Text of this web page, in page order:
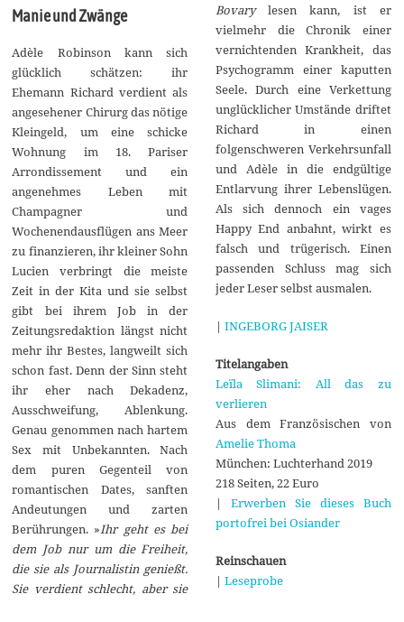
Manie und Zwänge
Adèle Robinson kann sich
glücklich schätzen: ihr
Ehemann Richard verdient als
angesehener Chirurg das nötige
Kleingeld, um eine schicke
Wohnung im 18. Pariser
Arrondissement und ein
angenehmes Leben mit
Champagner und
Wochenendausflügen ans Meer
zu finanzieren, ihr kleiner Sohn
Lucien verbringt die meiste
Zeit in der Kita und sie selbst
gibt bei ihrem Job in der
Zeitungsredaktion längst nicht
mehr ihr Bestes, langweilt sich
schon fast. Denn der Sinn steht
ihr eher nach Dekadenz,
Ausschweifung, Ablenkung.
Genau genommen nach hartem
Sex mit Unbekannten. Nach
dem puren Gegenteil von
romantischen Dates, sanften
Andeutungen und zarten
Berührungen. »Ihr geht es bei
dem Job nur um die Freiheit,
die sie als Journalistin genießt.
Sie verdient schlecht, aber sie
Bovarylesen kann, ist er
vielmehr die Chronik einer
vernichtenden Krankheit, das
Psychogramm einer kaputten
Seele. Durch eine Verkettung
unglücklicher Umstände driftet
Richard in einen
folgenschweren Verkehrsunfall
und Adèle in die endgültige
Entlarvung ihrer Lebenslügen.
Als sich dennoch ein vages
Happy End anbahnt, wirkt es
falsch und trügerisch. Einen
passenden Schluss mag sich
jeder Leser selbst ausmalen.
| INGEBORG JAISER
Titelangaben
Leïla Slimani: All das zu
verlieren
Aus dem Französischen von
Amelie Thoma
München: Luchterhand 2019
218 Seiten, 22 Euro
| Erwerben Sie dieses Buch
portofrei bei Osiander
Reinschauen
| Leseprobe